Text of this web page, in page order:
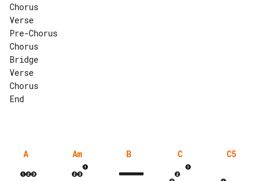
Chorus
Verse
Pre-Chorus
Chorus
Bridge
Verse
Chorus
End
A Am B C C5